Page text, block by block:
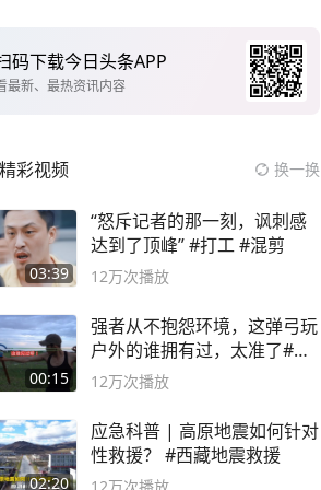
码下载今日头条APP
最新、最热资讯内容
精彩视频 换一换
03:39
“怒斥记者的那一刻，讽刺感
达到了顶峰” #打工 #混剪
12万次播放
00:15
强者从不抱怨环境，这弹弓玩
户外的谁拥有过，太准了#弹
弓#户外
12万次播放
02:20
应急科普 | 高原地震如何针对
性救援？ #西藏地震救援